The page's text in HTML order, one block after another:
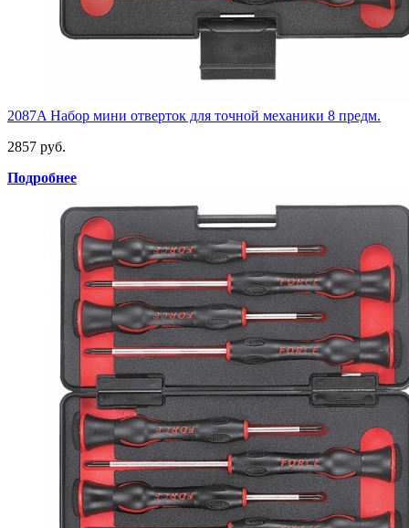
2087A Набор мини отверток для точной механики 8 предм.
2857 руб.
Подробнее